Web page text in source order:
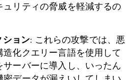
ュリティの脅威を軽減するの
ション: これらの攻撃では、悪
造化クエリー言語を使用して
ーバーに導入し、いったん